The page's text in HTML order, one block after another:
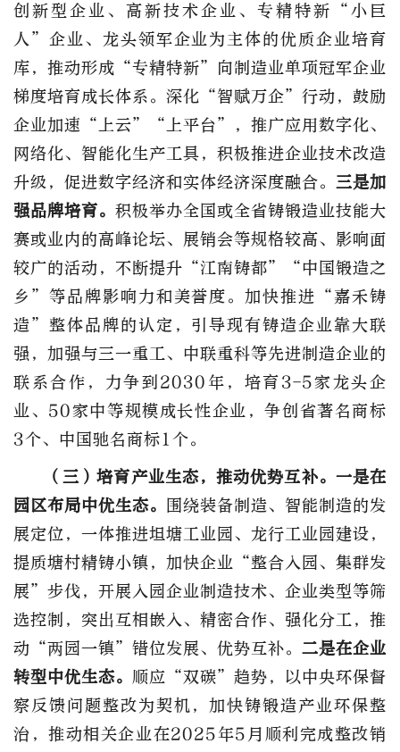
创新型企业、高新技术企业、专精特新“小巨
人”企业、龙头领军企业为主体的优质企业培育
库，推动形成“专精特新”向制造业单项冠军企业
梯度培育成长体系。深化“智赋万企”行动，鼓励
企业加速“上云”“上平台”，推广应用数字化、
网络化、智能化生产工具，积极推进企业技术改造
升级，促进数字经济和实体经济深度融合。 三是加
强品牌培育。 积极举办全国或全省铸锻造业技能大
赛或业内的高峰论坛、展销会等规格较高、影响面
较广的活动，不断提升“江南铸都”“中国锻造之
乡”等品牌影响力和美誉度。加快推进“嘉禾铸
造”整体品牌的认定，引导现有铸造企业靠大联
强，加强与三一重工、中联重科等先进制造企业的
联系合作，力争到2030年，培育3-5家龙头企
业、50家中等规模成长性企业，争创省著名商标
3个、中国驰名商标1个。
（三）培育产业生态，推动优势互补。 一是在
园区布局中优生态。
围绕装备制造、智能制造的发
展定位，一体推进坦塘工业园、龙行工业园建设，
提质塘村精铸小镇，加快企业“整合入园、集群发
展”步伐，开展入园企业制造技术、企业类型等筛
选控制，突出互相嵌入、精密合作、强化分工，推
动“两园一镇”错位发展、优势互补。 二是在企业
转型中优生态。 顺应“双碳”趋势，以中央环保督
察反馈问题整改为契机，加快铸锻造产业环保整
治，推动相关企业在2025年5月顺利完成整改销